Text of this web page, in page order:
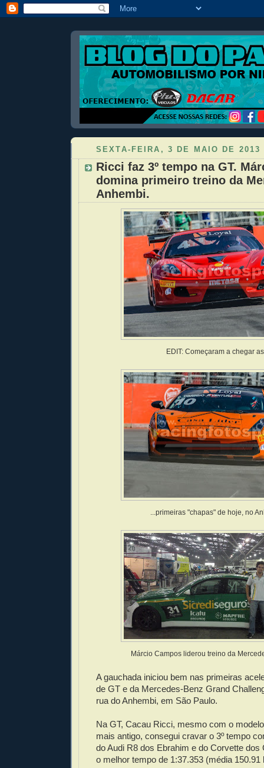
SEXTA-FEIRA, 3 DE MAIO DE 2013
Ricci faz 3º tempo na GT.
domina primeiro treino da
Anhembi.
EDIT: Começaram a chegar
...primeiras "chapas" de hoje, no
Márcio Campos liderou treino da
A gauchada iniciou bem nas primeiras
de GT e da Mercedes-Benz Grand
rua do Anhembi, em São Paulo.
Na GT, Cacau Ricci, mesmo com o
mais antigo, consegui cravar o 3º tempo
do Audi R8 dos Ebrahim e do Corvette dos
o melhor tempo de 1:37.353 (média 150.91